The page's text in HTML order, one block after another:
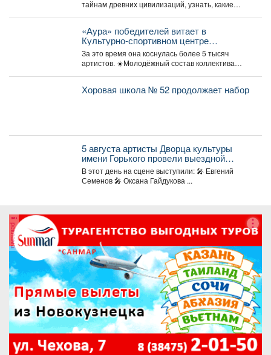
тайнам древних цивилизаций, узнать, какие
«Аура» победителей витает в
Культурно-спортивном центре
металлургов ЕВРАЗа уже больше 30
лет.
За это время она коснулась более 5 тысяч
артистов. ☀️Молодёжный состав коллектива
Хоровая школа № 52 продолжает набор
5 августа артисты Дворца культуры
имени Горького провели выездной
концерт в реабилитационном центре
«Топаз».
В этот день на сцене выступили: 🎤 Евгений
Семенов 🎤 Оксана Гайдукова ...
реклама